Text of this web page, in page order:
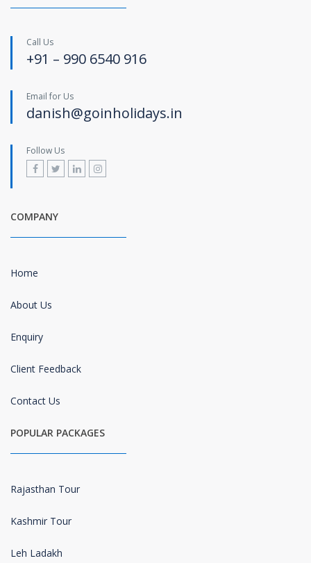
Call Us
+91 – 990 6540 916
Email for Us
danish@goinholidays.in
Follow Us
COMPANY
Home
About Us
Enquiry
Client Feedback
Contact Us
POPULAR PACKAGES
Rajasthan Tour
Kashmir Tour
Leh Ladakh